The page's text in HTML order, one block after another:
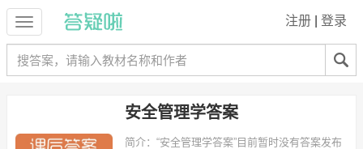
注册 登录
安全管理学答案
简介： “安全管理学答案”目前暂时没有答案发布